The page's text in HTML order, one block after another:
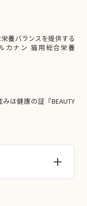
養バランスを提供する
カナン 猫用総合栄養
は健康の証『BEAUTY